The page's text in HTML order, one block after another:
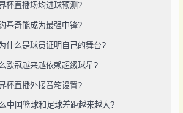
杯直播场均进球预测?
基奇能成为最强中锋?
什么是球员证明自己的舞台?
欧冠越来越依赖超级球星?
杯直播外接音箱设置?
中国篮球和足球差距越来越大?